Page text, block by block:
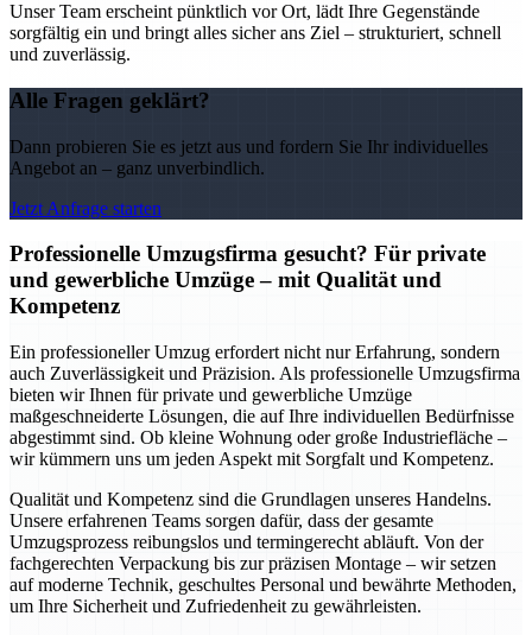
Unser Team erscheint pünktlich vor Ort, lädt Ihre Gegenstände
sorgfältig ein und bringt alles sicher ans Ziel – strukturiert, schnell
und zuverlässig.
Alle Fragen geklärt?
Dann probieren Sie es jetzt aus und fordern Sie Ihr individuelles
Angebot an – ganz unverbindlich.
Jetzt Anfrage starten
Professionelle Umzugsfirma gesucht? Für private
und gewerbliche Umzüge – mit Qualität und
Kompetenz
Ein professioneller Umzug erfordert nicht nur Erfahrung, sondern
auch Zuverlässigkeit und Präzision. Als professionelle Umzugsfirma
bieten wir Ihnen für private und gewerbliche Umzüge
maßgeschneiderte Lösungen, die auf Ihre individuellen Bedürfnisse
abgestimmt sind. Ob kleine Wohnung oder große Industriefläche –
wir kümmern uns um jeden Aspekt mit Sorgfalt und Kompetenz.
Qualität und Kompetenz sind die Grundlagen unseres Handelns.
Unsere erfahrenen Teams sorgen dafür, dass der gesamte
Umzugsprozess reibungslos und termingerecht abläuft. Von der
fachgerechten Verpackung bis zur präzisen Montage – wir setzen
auf moderne Technik, geschultes Personal und bewährte Methoden,
um Ihre Sicherheit und Zufriedenheit zu gewährleisten.